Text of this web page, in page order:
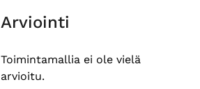
Arviointi
Toimintamallia ei ole vielä
arvioitu.